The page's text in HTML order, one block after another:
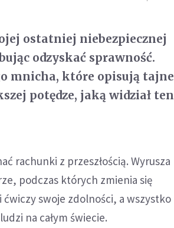
ostatniej niebezpiecznej
odzyskać sprawność.
mnicha, które opisują tajne
potędze, jaką widział ten
rachunki z przeszłością. Wyrusza
podczas których zmienia się
ćwiczy swoje zdolności, a wszystko
na całym świecie.